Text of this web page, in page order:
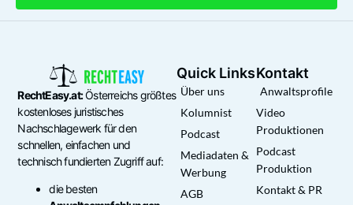
RechtEasy.at:Österreichs größtes
kostenloses juristisches
Nachschlagewerk für den
schnellen, einfachen und
technisch fundierten Zugriff auf:
die besten
Quick Links
Über uns
Kolumnist
Podcast
Mediadaten &
Werbung
AGB
Kontakt
Anwaltsprofile
Video
Produktionen
Podcast
Produktion
Kontakt & PR